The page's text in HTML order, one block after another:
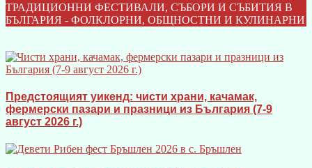
ТРАДИЦИОННИ ФЕСТИВАЛИ, СЪБОРИ И СЪБИТИЯ В
БЪЛГАРИЯ - ФОЛКЛОРНИ, ОБЩНОСТНИ И КУЛИНАРНИ
Предстоящият уикенд: чисти храни, качамак,
фермерски пазари и празници из България (7-9
август 2026 г.)